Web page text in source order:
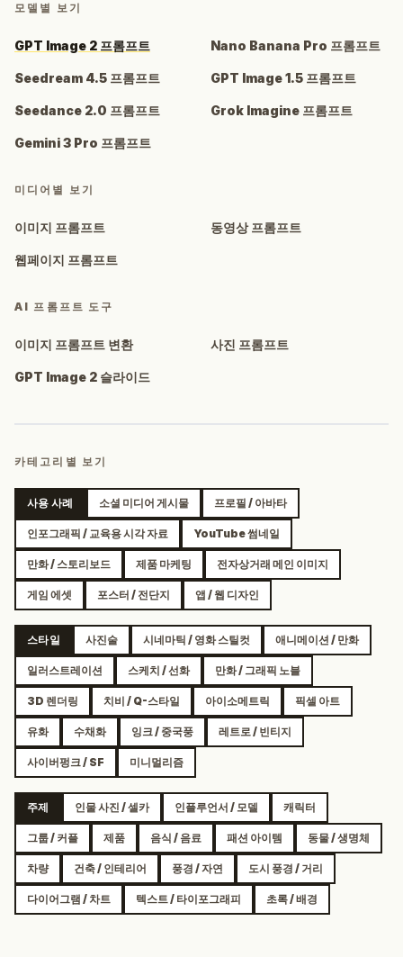
모델별 보기
GPT Image 2 프롬프트 Nano Banana Pro 프롬프트
Seedream 4.5 프롬프트 GPT Image 1.5 프롬프트
Seedance 2.0 프롬프트 Grok Imagine 프롬프트
Gemini 3 Pro 프롬프트
미디어별 보기
이미지 프롬프트 동영상 프롬프트
웹페이지 프롬프트
AI 프롬프트 도구
이미지 프롬프트 변환 사진 프롬프트
GPT Image 2 슬라이드
카테고리별 보기
사용 사례 소셜 미디어 게시물 프로필 / 아바타
인포그래픽 / 교육용 시각 자료 YouTube 썸네일
만화 / 스토리보드 제품 마케팅 전자상거래 메인 이미지
게임 에셋 포스터 / 전단지 앱 / 웹 디자인
스타일 사진술 시네마틱 / 영화 스틸컷 애니메이션 / 만화
일러스트레이션 스케치 / 선화 만화 / 그래픽 노블
3D 렌더링 치비 / Q-스타일 아이소메트릭 픽셀 아트
유화 수채화 잉크 / 중국풍 레트로 / 빈티지
사이버펑크 / SF 미니멀리즘
주제 인물 사진 / 셀카 인플루언서 / 모델 캐릭터
그룹 / 커플 제품 음식 / 음료 패션 아이템 동물 / 생명체
차량 건축 / 인테리어 풍경 / 자연 도시 풍경 / 거리
다이어그램 / 차트 텍스트 / 타이포그래피 초록 / 배경